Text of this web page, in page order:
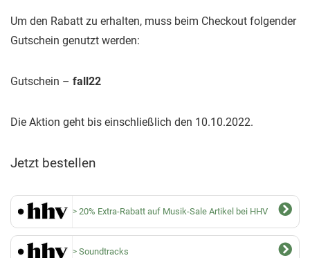
Um den Rabatt zu erhalten, muss beim Checkout folgender
Gutschein genutzt werden:
Gutschein – fall22
Die Aktion geht bis einschließlich den 10.10.2022.
Jetzt bestellen
20% Extra-Rabatt auf Musik-Sale Artikel bei HHV
Soundtracks